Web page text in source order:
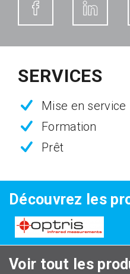
SERVICES
Mise en service
Formation
Prêt
Découvrez les
Voir tout les